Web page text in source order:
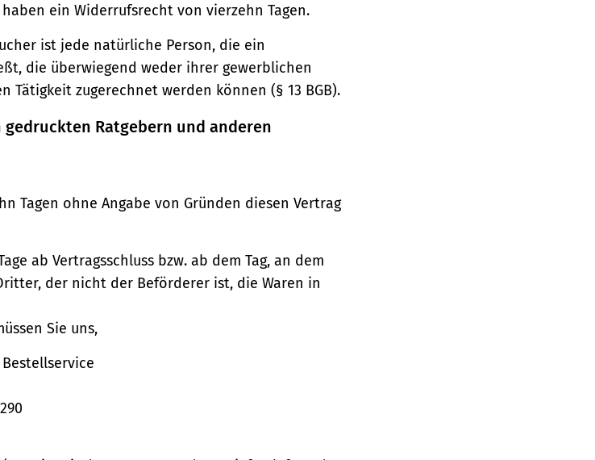
ein Widerrufsrecht von vierzehn Tagen.
ist jede natürliche Person, die ein
die überwiegend weder ihrer gewerblichen
zugerechnet werden können (§ 13 BGB).
Ratgebern und anderen
Tagen ohne Angabe von Gründen diesen Vertrag
ab Vertragsschluss bzw. ab dem Tag, an dem
der nicht der Beförderer ist, die Waren in
Sie uns,